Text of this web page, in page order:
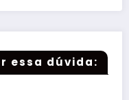
essa dúvida: